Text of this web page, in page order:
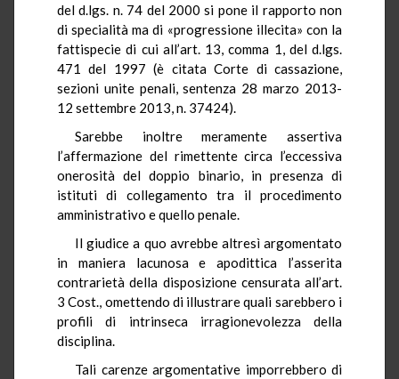
del d.lgs. n. 74 del 2000 si pone il rapporto non
di specialità ma di «progressione illecita» con la
fattispecie di cui all’art. 13, comma 1, del d.lgs.
471 del 1997 (è citata Corte di cassazione,
sezioni unite penali, sentenza 28 marzo 2013-
12 settembre 2013, n. 37424).
Sarebbe inoltre meramente assertiva
l’affermazione del rimettente circa l’eccessiva
onerosità del doppio binario, in presenza di
istituti di collegamento tra il procedimento
amministrativo e quello penale.
Il giudice a quo avrebbe altresì argomentato
in maniera lacunosa e apodittica l’asserita
contrarietà della disposizione censurata all’art.
3 Cost., omettendo di illustrare quali sarebbero i
profili di intrinseca irragionevolezza della
disciplina.
Tali carenze argomentative imporrebbero di